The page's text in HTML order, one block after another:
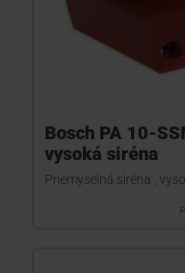
Bosch PA 10-
vysoká siréna
Priemyselná siréna ,